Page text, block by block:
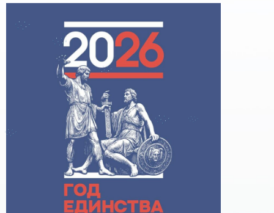
поддержке образовательного кредитования»
Распоряжение Правительства РФ от 17.11.2025
г. № 3326-р
Образовательное кредитование: пособие для
студентов СПО
Кредит на образование с господдержкой
Причины для изменения условий по
образовательному кредиту
Сделай правильный выбор